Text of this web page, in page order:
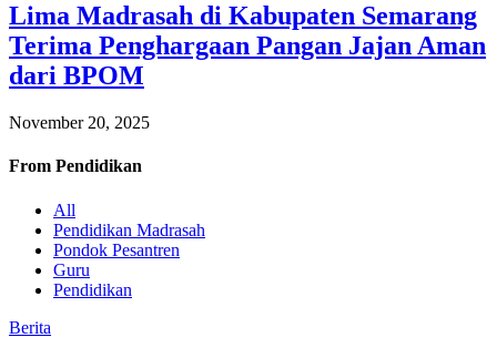
Lima Madrasah di Kabupaten Semarang
Terima Penghargaan Pangan Jajan Aman
dari BPOM
November 20, 2025
From Pendidikan
All
Pendidikan Madrasah
Pondok Pesantren
Guru
Pendidikan
Berita